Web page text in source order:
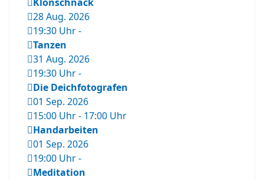
Klönschnack
28 Aug. 2026
19:30 Uhr-
Tanzen
31 Aug. 2026
19:30 Uhr-
Die Deichfotografen
01 Sep. 2026
15:00 Uhr- 17:00 Uhr
Handarbeiten
01 Sep. 2026
19:00 Uhr-
Meditation